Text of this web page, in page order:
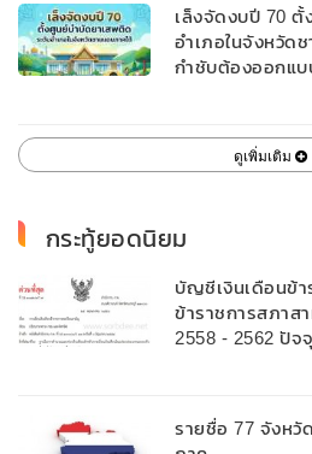
เล็งจัดงบปี 70
อำเภอในจังหวัด
กำชับต้องออกแบ
ดูเพิ่มเติม
กระทู้ยอดนิยม
บัญชีเงินเดือนข้
ข้าราชการสภา
2558 - 2562 ปัจ
รายชื่อ 77 จังหวั